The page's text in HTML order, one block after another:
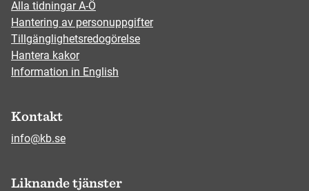
Alla tidningar A-Ö
Hantering av personuppgifter
Tillgänglighetsredogörelse
Hantera kakor
Information in English
Kontakt
info@kb.se
Liknande tjänster